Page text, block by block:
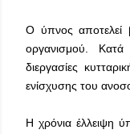
Ο ύπνος αποτελεί
οργανισμού. Κατά
διεργασίες
ενίσχυσης του
Η χρόνια έλλειψη